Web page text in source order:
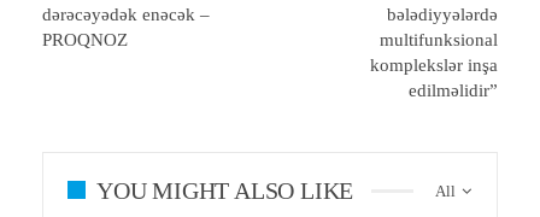
dərəcəyədək enəcək –
PROQNOZ
bələdiyyələrdə
multifunksional
komplekslər inşa
edilməlidir”
All
YOU MIGHT ALSO LIKE